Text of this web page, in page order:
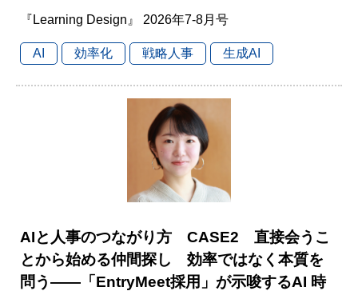
『Learning Design』 2026年7-8月号
AI 効率化 戦略人事 生成AI
AIと人事のつながり方 CASE2 直接会うこ
とから始める仲間探し 効率ではなく本質を
問う――「EntryMeet採用」が示唆するAI 時